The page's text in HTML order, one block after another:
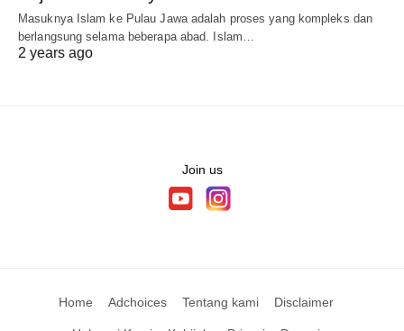
Masuknya Islam ke Pulau Jawa adalah proses yang kompleks dan
berlangsung selama beberapa abad. Islam…
2 years ago
Join us
Home Adchoices Tentang kami Disclaimer